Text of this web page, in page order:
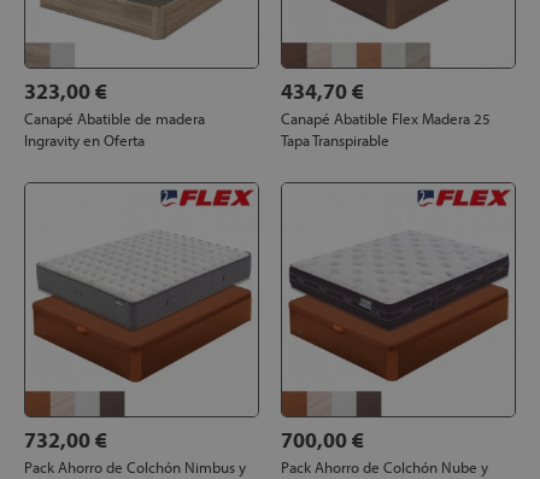
323,00 €
Canapé Abatible de madera
Ingravity en Oferta
434,70 €
Canapé Abatible Flex Madera 25
Tapa Transpirable
732,00 €
Pack Ahorro de Colchón Nimbus y
700,00 €
Pack Ahorro de Colchón Nube y